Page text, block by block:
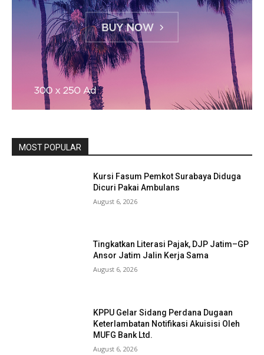
MOST POPULAR
Kursi Fasum Pemkot Surabaya Diduga
Dicuri Pakai Ambulans
August 6, 2026
Tingkatkan Literasi Pajak, DJP Jatim–GP
Ansor Jatim Jalin Kerja Sama
August 6, 2026
KPPU Gelar Sidang Perdana Dugaan
Keterlambatan Notifikasi Akuisisi Oleh
MUFG Bank Ltd.
August 6, 2026